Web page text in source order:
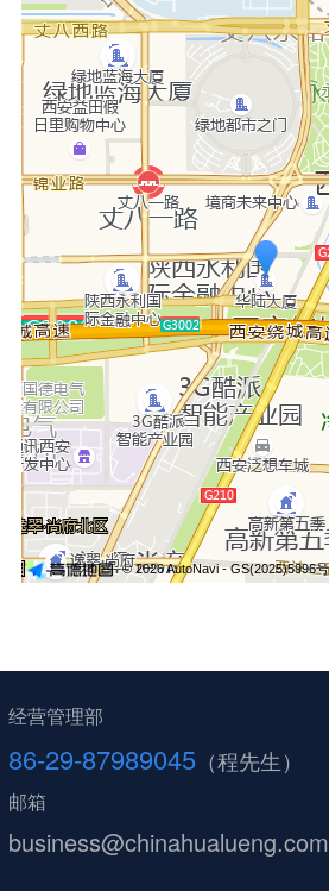
经营管理部
86-29-87989045 （程先生）
邮箱
business@chinahualueng.com